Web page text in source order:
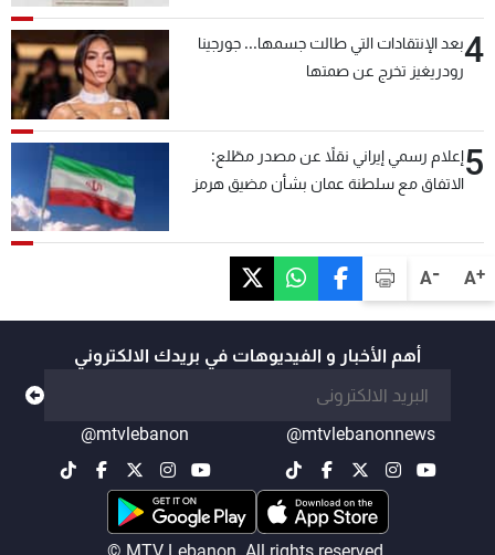
A+
A-
4بعد الإنتقادات التي طالت جسمها... جورجينا
رودريغيز تخرج عن صمتها
5إعلام رسمي إيراني نقلاً عن مصدر مطّلع:
الاتفاق مع سلطنة عمان بشأن مضيق هرمز
أهم الأخبار و الفيديوهات في بريدك الالكتروني
@mtvlebanonnews
@mtvlebanon
© MTV Lebanon. All rights reserved.